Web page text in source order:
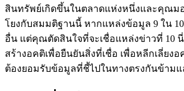
สินทรัพย์เกิดขึ้นในตลาดแห่งหนึ่งและคุณม
โยงกับสมมติฐานนี้ หากแหล่งข้อมูล 9 ใน
อื่น แต่คุณตัดสินใจที่จะเชื่อแหล่งข่าวที่ 10
สร้างอคติเพื่อยืนยันสิ่งที่เชื่อ เพื่อหลีกเลี่ยง
ต้องยอมรับข้อมูลที่ชี้ไปในทางตรงกันข้าม